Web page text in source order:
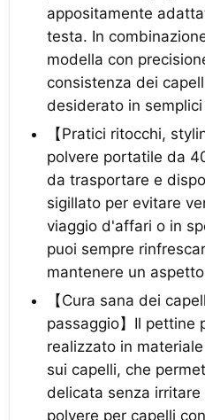
appositamente
testa. In
modella con
consistenza dei
desiderato in
【Pratici ritocchi,
polvere portatile da
da trasportare e
sigillato per evitare
viaggio d'affari o in
puoi sempre
mantenere un
【Cura sana dei
passaggio】Il pettine
realizzato in
sui capelli, che
delicata senza irritare
polvere per capelli